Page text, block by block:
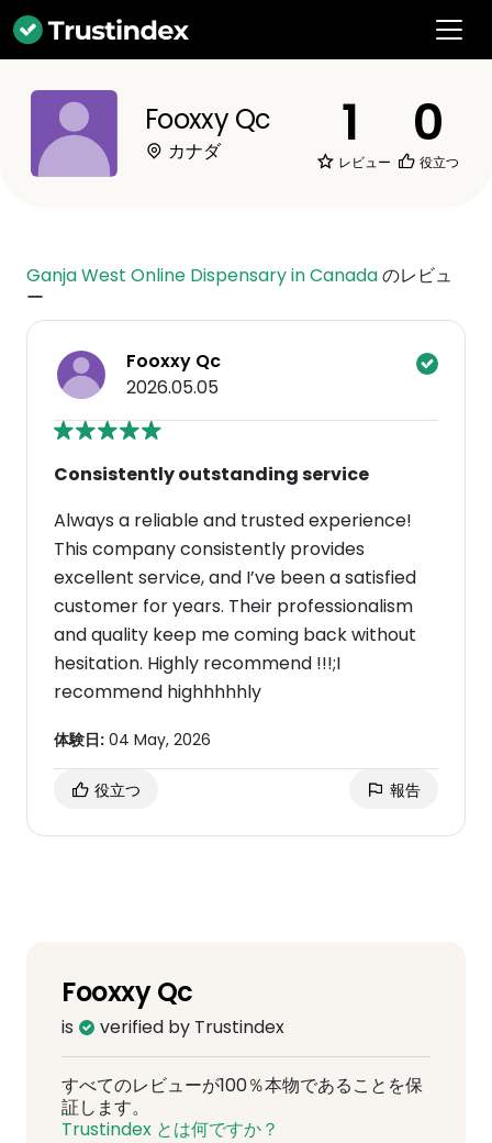
Fooxxy Qc
カナダ 1
レビュー
0
役立つ
Ganja West Online Dispensary in Canadaのレビュ
ー
Fooxxy Qc
2026.05.05
Consistently outstanding service
Always a reliable and trusted experience!
This company consistently provides
excellent service, and I’ve been a satisfied
customer for years. Their professionalism
and quality keep me coming back without
hesitation. Highly recommend !!!;I
recommend highhhhhly
体験日: 04 May, 2026
役立つ 報告
Fooxxy Qc
is verified by Trustindex
すべてのレビューが100％本物であることを保
証します。
Trustindex とは何ですか？